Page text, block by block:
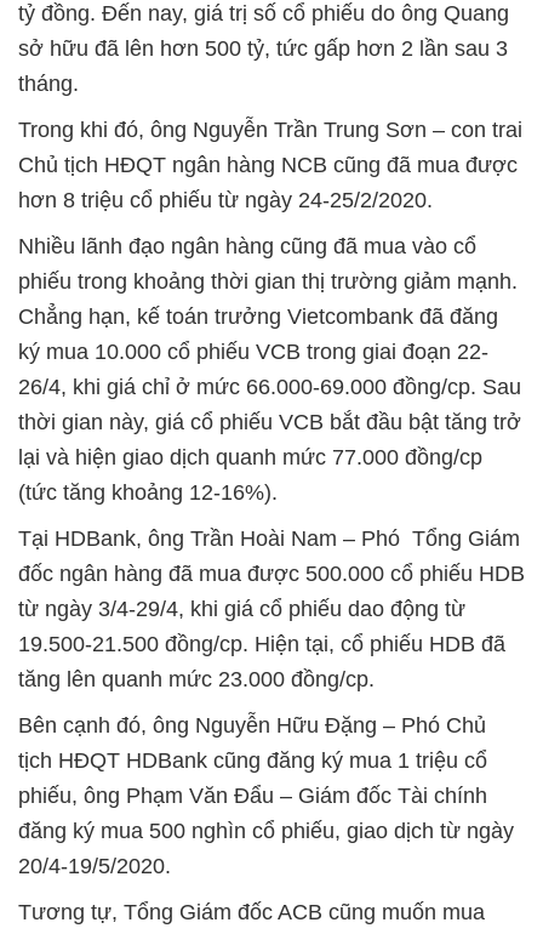
tỷ đồng. Đến nay, giá trị số cổ phiếu do ông Quang
sở hữu đã lên hơn 500 tỷ, tức gấp hơn 2 lần sau 3
tháng.
Trong khi đó, ông Nguyễn Trần Trung Sơn – con trai
Chủ tịch HĐQT ngân hàng NCB cũng đã mua được
hơn 8 triệu cổ phiếu từ ngày 24-25/2/2020.
Nhiều lãnh đạo ngân hàng cũng đã mua vào cổ
phiếu trong khoảng thời gian thị trường giảm mạnh.
Chẳng hạn, kế toán trưởng Vietcombank đã đăng
ký mua 10.000 cổ phiếu VCB trong giai đoạn 22-
26/4, khi giá chỉ ở mức 66.000-69.000 đồng/cp. Sau
thời gian này, giá cổ phiếu VCB bắt đầu bật tăng trở
lại và hiện giao dịch quanh mức 77.000 đồng/cp
(tức tăng khoảng 12-16%).
Tại HDBank, ông Trần Hoài Nam – Phó Tổng Giám
đốc ngân hàng đã mua được 500.000 cổ phiếu HDB
từ ngày 3/4-29/4, khi giá cổ phiếu dao động từ
19.500-21.500 đồng/cp. Hiện tại, cổ phiếu HDB đã
tăng lên quanh mức 23.000 đồng/cp.
Bên cạnh đó, ông Nguyễn Hữu Đặng – Phó Chủ
tịch HĐQT HDBank cũng đăng ký mua 1 triệu cổ
phiếu, ông Phạm Văn Đẩu – Giám đốc Tài chính
đăng ký mua 500 nghìn cổ phiếu, giao dịch từ ngày
20/4-19/5/2020.
Tương tự, Tổng Giám đốc ACB cũng muốn mua